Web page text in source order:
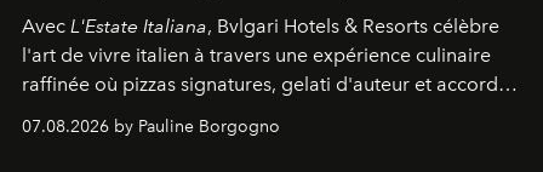
Avec L'Estate Italiana, Bvlgari Hotels & Resorts célèbre
l'art de vivre italien à travers une expérience culinaire
raffinée où pizzas signatures, gelati d'auteur et accords
d'exception composent un véritable voyage sensoriel.
07.08.2026 by Pauline Borgogno